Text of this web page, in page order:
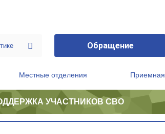
Обращение
Местные отделения Приемная
УЧАСТНИКОВ СВО